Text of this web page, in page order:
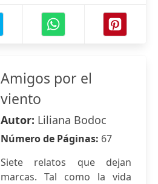
Amigos por el
viento
Autor: Liliana Bodoc
Número de Páginas: 67
Siete relatos que dejan
marcas. Tal como la vida